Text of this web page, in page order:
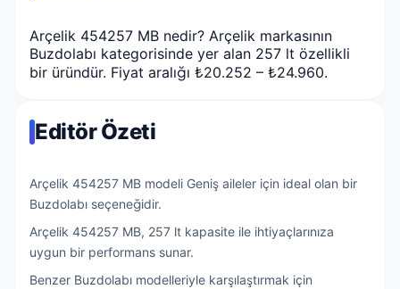
Arçelik 454257 MB nedir? Arçelik markasının
Buzdolabı kategorisinde yer alan 257 lt özellikli
bir üründür. Fiyat aralığı ₺20.252 – ₺24.960.
Editör Özeti
Arçelik 454257 MB modeli Geniş aileler için ideal olan bir
Buzdolabı seçeneğidir.
Arçelik 454257 MB, 257 lt kapasite ile ihtiyaçlarınıza
uygun bir performans sunar.
Benzer Buzdolabı modelleriyle karşılaştırmak için